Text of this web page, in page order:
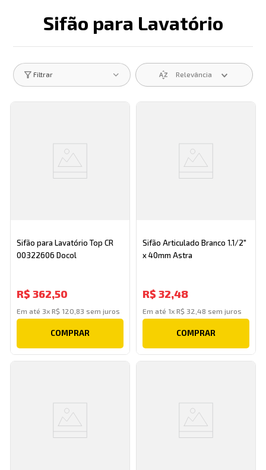
Sifão para Lavatório
Descrição search
Filtrar Relevância
Sifão para Lavatório Top CR
00322606 Docol
R$ 362,50
Em até 3xR$ 120 83 sem juros
COMPRAR
Sifão Articulado Branco 1.1/2"
x 40mm Astra
R$ 32,48
Em até 1x R$ 32 48 sem juros
COMPRAR